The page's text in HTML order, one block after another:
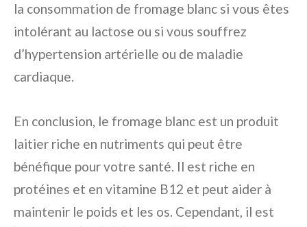
la consommation de fromage blanc si vous êtes
intolérant au lactose ou si vous souffrez
d’hypertension artérielle ou de maladie
cardiaque.
En conclusion, le fromage blanc est un produit
laitier riche en nutriments qui peut être
bénéfique pour votre santé. Il est riche en
protéines et en vitamine B12 et peut aider à
maintenir le poids et les os. Cependant, il est